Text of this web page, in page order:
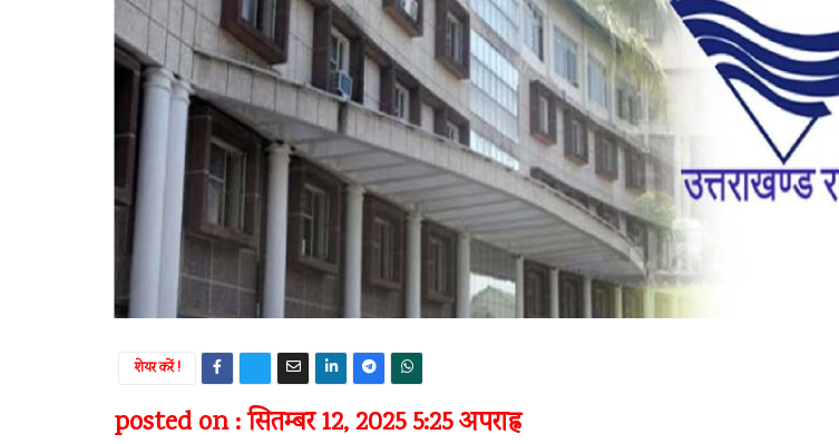
शेयर करें !
posted on : सितम्बर 12, 2025 5:25 अपराह्न